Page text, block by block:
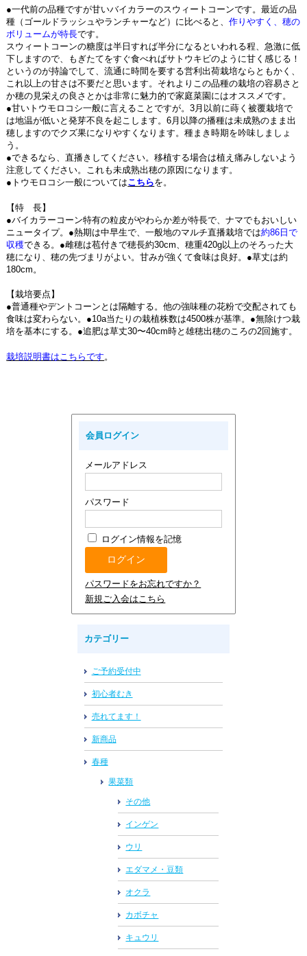
●一代前の品種ですが甘いバイカラーのスウィートコーンです。最近の品
種（ゴールドラッシュやランチャーなど）に比べると、作りやすく、穂の
ボリュームが特長です。
スウィートコーンの糖度は半日すれば半分になるといわれる程、急激に低
下しますので、もぎたてをすぐ食べればサトウキビのように甘く感じる！
というのが持論でして、流通に時間を要する営利出荷栽培ならともかく、
これ以上の甘さは不要だと思います。それよりこの品種の栽培の容易さと
か穂の見栄えの良さとかは非常に魅力的で家庭菜園にはオススメです。
●甘いトウモロコシ一般に言えることですが。3月以前に蒔く被覆栽培で
は地温が低いと発芽不良を起こします。6月以降の播種は未成熟のまま出
穂しますのでクズ果になりやすくなります。種まき時期を吟味しましょ
う。
●できるなら、直播きしてください。移植する場合は植え痛みしないよう
注意してください。これも未成熟出穂の原因になります。
●トウモロコシ一般についてはこちらを。
【特 長】
●バイカラーコーン特有の粒皮がやわらか差が特長で、ナマでもおいしい
ニュータイプ。●熱期は中早生で、一般地のマルチ直播栽培では約86日で
収穫できる。●雌穂は苞付きで穂長約30cm、穂重420g以上のそろった大
穂になり、穂の先づまリがよい。甘みが強くて食味は良好。●草丈は約
180cm。
【栽培要点】
●普通種やデントコーンとは隔離する。他の強味種の花粉で交配されても
食味は変わらない。●10a当たりの栽植株数は4500株が基準。●無除けつ栽
培を基本にする。●追肥は草丈30〜40cm時と雄穂出穂のころの2回施す。
栽培説明書はこちらです 。
会員ログイン
メールアドレス
パスワード
ログイン情報を記憶
パスワードをお忘れですか？
新規ご入会はこちら
カテゴリー
ご予約受付中
初心者むき
売れてます！
新商品
春種
果菜類
その他
インゲン
ウリ
エダマメ・豆類
オクラ
カボチャ
キュウリ